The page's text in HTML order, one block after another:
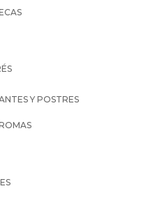
Y POSTRES